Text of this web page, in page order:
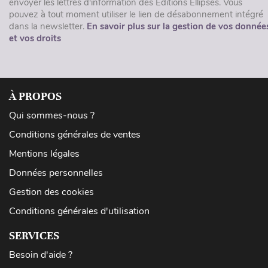
pouvez à tout moment utiliser le lien de désabonnement intégré
dans la newsletter. En savoir plus sur la gestion de vos
et vos droits
À PROPOS
Qui sommes-nous ?
Conditions générales de ventes
Mentions légales
Données personnelles
Gestion des cookies
Conditions générales d'utilisation
SERVICES
Besoin d'aide ?